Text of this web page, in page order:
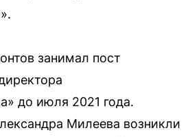
занимал пост
до июля 2021 года.
Милеева возникли